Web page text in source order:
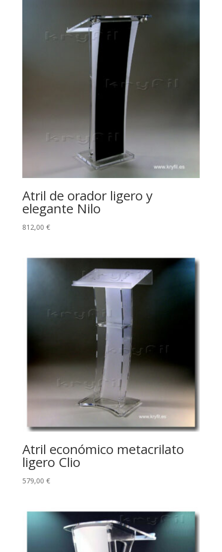
Atril de orador ligero y
elegante Nilo
812,00 €
Atril económico metacrilato
ligero Clio
579,00 €